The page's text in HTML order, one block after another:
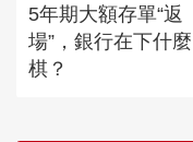
5年期大額存單“返
場”，銀行在下什麼
棋？